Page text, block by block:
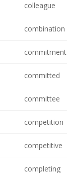
colleague
combination
commitment
committed
committee
competition
competitive
completing